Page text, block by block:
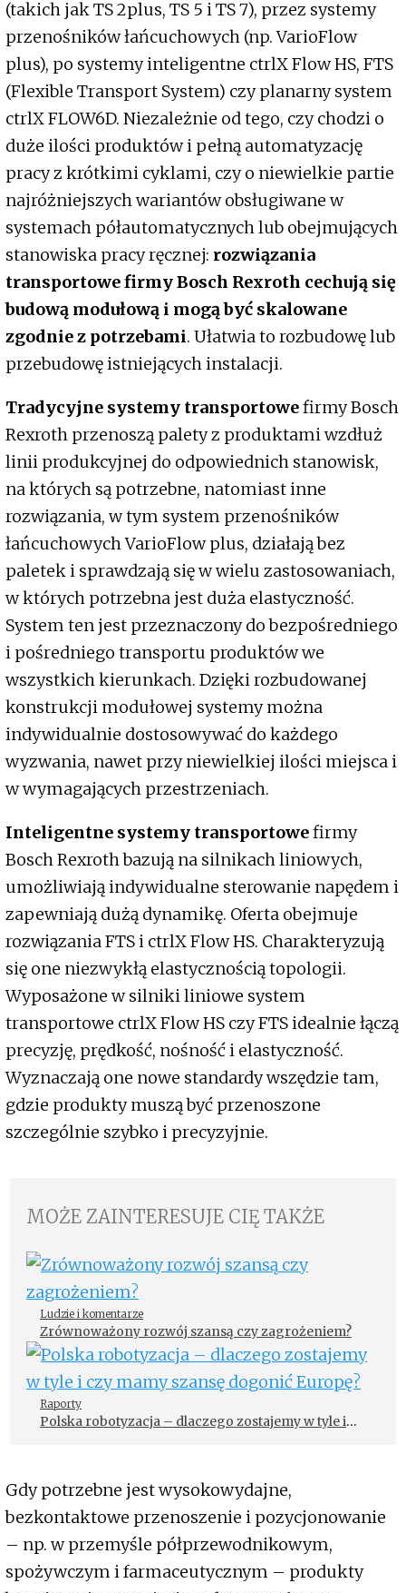
(takich jak TS 2plus, TS 5 i TS 7), przez systemy
przenośników łańcuchowych (np. VarioFlow
plus), po systemy inteligentne ctrlX Flow HS, FTS
(Flexible Transport System) czy planarny system
ctrlX FLOW6D. Niezależnie od tego, czy chodzi o
duże ilości produktów i pełną automatyzację
pracy z krótkimi cyklami, czy o niewielkie partie
najróżniejszych wariantów obsługiwane w
systemach półautomatycznych lub obejmujących
stanowiska pracy ręcznej: rozwiązania
transportowe firmy Bosch Rexroth cechują się
budową modułową i mogą być skalowane
zgodnie z potrzebami. Ułatwia to rozbudowę lub
przebudowę istniejących instalacji.
Tradycyjne systemy transportowefirmy Bosch
Rexroth przenoszą palety z produktami wzdłuż
linii produkcyjnej do odpowiednich stanowisk,
na których są potrzebne, natomiast inne
rozwiązania, w tym system przenośników
łańcuchowych VarioFlow plus, działają bez
paletek i sprawdzają się w wielu zastosowaniach,
w których potrzebna jest duża elastyczność.
System ten jest przeznaczony do bezpośredniego
i pośredniego transportu produktów we
wszystkich kierunkach. Dzięki rozbudowanej
konstrukcji modułowej systemy można
indywidualnie dostosowywać do każdego
wyzwania, nawet przy niewielkiej ilości miejsca i
w wymagających przestrzeniach.
Inteligentne systemy transportowefirmy
Bosch Rexroth bazują na silnikach liniowych,
umożliwiają indywidualne sterowanie napędem i
zapewniają dużą dynamikę. Oferta obejmuje
rozwiązania FTS i ctrlX Flow HS. Charakteryzują
się one niezwykłą elastycznością topologii.
Wyposażone w silniki liniowe system
transportowe ctrlX Flow HS czy FTS idealnie łączą
precyzję, prędkość, nośność i elastyczność.
Wyznaczają one nowe standardy wszędzie tam,
gdzie produkty muszą być przenoszone
szczególnie szybko i precyzyjnie.
MOŻE ZAINTERESUJE CIĘ TAKŻE
Ludzie i komentarze
Zrównoważony rozwój szansą czy zagrożeniem?
Raporty
Polska robotyzacja – dlaczego zostajemy w tyle i
Gdy potrzebne jest wysokowydajne,
bezkontaktowe przenoszenie i pozycjonowanie
– np. w przemyśle półprzewodnikowym,
spożywczym i farmaceutycznym – produkty